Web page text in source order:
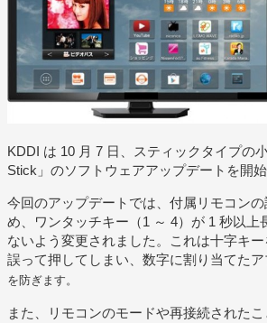
KDDI は 10 月 7 日、スティックタイプの
Stick」のソフトウェアアップデートを開始
今回のアップデートでは、付属リモコン
め、ワンタッチキー（1 ～ 4）が 1 秒以上
ないよう変更されました。これは十字キ
誤って押してしまい、数字に割り当てた
を防ぎます。
また、リモコンのモードや再接続された